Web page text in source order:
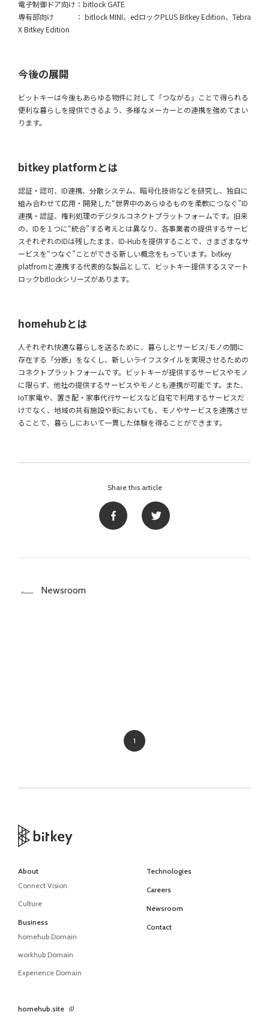
電子制御ドア向け：bitlock GATE
専有部向け ： bitlock MINI、edロックPLUS Bitkey Edition、Tebra
X Bitkey Edition
今後の展開
ビットキーは今後もあらゆる物件に対して「つながる」ことで得られる
便利な暮らしを提供できるよう、多様なメーカーとの連携を強めてまい
ります。
bitkey platformとは
認証・認可、ID連携、分散システム、暗号化技術などを研究し、独自に
組み合わせて応用・開発した“世界中のあらゆるものを柔軟につなぐ”ID
連携・認証、権利処理のデジタルコネクトプラットフォームです。旧来
の、IDを１つに“統合”する考えとは異なり、各事業者の提供するサービ
スそれぞれのIDは残したまま、ID-Hubを提供することで、さまざまなサ
ービスを“つなぐ”ことができる新しい概念をもっています。bitkey
platfromと連携する代表的な製品として、ビットキー提供するスマート
ロックbitlockシリーズがあります。
homehubとは
人それぞれ快適な暮らしを送るために、暮らしとサービス/モノの間に
存在する「分断」をなくし、新しいライフスタイルを実現させるための
コネクトプラットフォームです。ビットキーが提供するサービスやモノ
に限らず、他社の提供するサービスやモノとも連携が可能です。また、
IoT家電や、置き配・家事代行サービスなど自宅で利用するサービスだ
けでなく、地域の共有施設や街においても、モノやサービスを連携させ
ることで、暮らしにおいて一貫した体験を得ることができます。
Share this article
Newsroom
1
About
Connect Vision
Culture
Business
homehub Domain
workhub Domain
Experience Domain
Technologies
Careers
Newsroom
Contact
homehub.site